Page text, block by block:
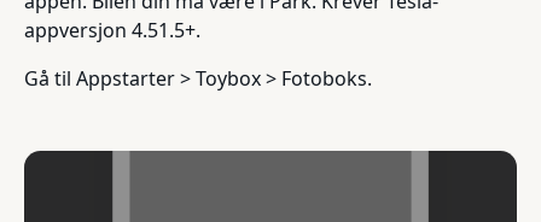
appversjon 4.51.5+.
Gå til Appstarter > Toybox > Fotoboks.